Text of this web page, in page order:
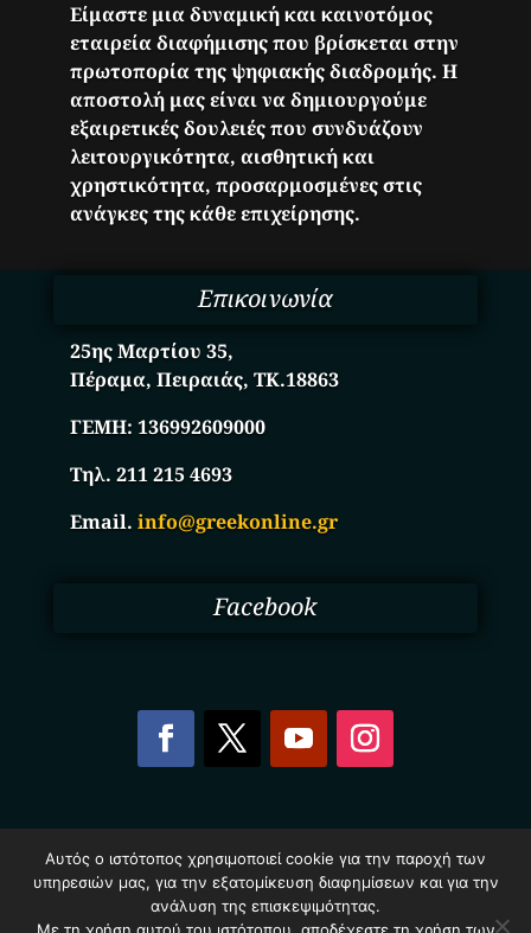
Είμαστε μια δυναμική και καινοτόμος
εταιρεία διαφήμισης που βρίσκεται στην
πρωτοπορία της ψηφιακής διαδρομής. Η
αποστολή μας είναι να δημιουργούμε
εξαιρετικές δουλειές που συνδυάζουν
λειτουργικότητα, αισθητική και
χρηστικότητα, προσαρμοσμένες στις
ανάγκες της κάθε επιχείρησης.
Επικοινωνία
25ης Μαρτίου 35,
Πέραμα, Πειραιάς, ΤΚ.18863
ΓΕΜΗ:136992609000
Τηλ. 211 215 4693
Email.info@greekonline.gr
Facebook
Επιχειρήσεων Ελλάδας – Greekonline.gr. All Rights
Reserved.
Όροι & Προυποθέσεις–Προστασία Προσωπικών
Αυτός ο ιστότοπος χρησιμοποιεί cookie για την παροχή των
υπηρεσιών μας, για την εξατομίκευση διαφημίσεων και για την
ανάλυση της επισκεψιμότητας.